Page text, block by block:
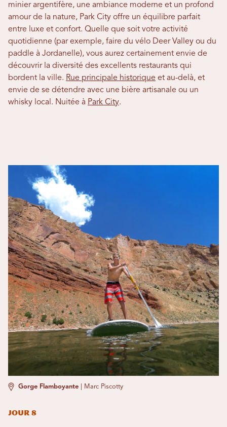
minier argentifère, une ambiance moderne et un profond
amour de la nature, Park City offre un équilibre parfait
entre luxe et confort. Quelle que soit votre activité
quotidienne (par exemple, faire du vélo Deer Valley ou du
paddle à Jordanelle), vous aurez certainement envie de
découvrir la diversité des excellents restaurants qui
bordent la ville. Rue principale historique et au-delà, et
envie de se détendre avec une bière artisanale ou un
whisky local. Nuitée à Park City.
Gorge Flamboyante Marc Piscotty
Jour 8